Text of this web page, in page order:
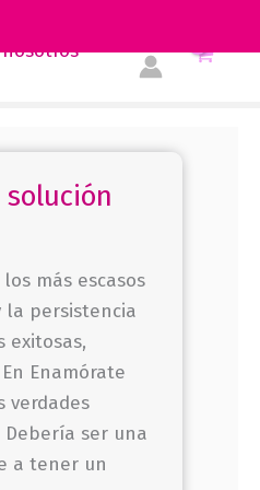
más escasos
la persistencia
exitosas,
Enamórate
verdades
ser una
a tener un